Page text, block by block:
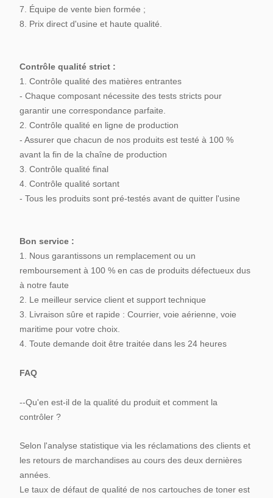
7. Équipe de vente bien formée ;
8. Prix direct d'usine et haute qualité.
Contrôle qualité strict :
1. Contrôle qualité des matières entrantes
- Chaque composant nécessite des tests stricts pour
garantir une correspondance parfaite.
2. Contrôle qualité en ligne de production
- Assurer que chacun de nos produits est testé à 100 %
avant la fin de la chaîne de production
3. Contrôle qualité final
4. Contrôle qualité sortant
- Tous les produits sont pré-testés avant de quitter l'usine
Bon service :
1. Nous garantissons un remplacement ou un
remboursement à 100 % en cas de produits défectueux dus
à notre faute
2. Le meilleur service client et support technique
3. Livraison sûre et rapide : Courrier, voie aérienne, voie
maritime pour votre choix.
4. Toute demande doit être traitée dans les 24 heures
FAQ
--Qu'en est-il de la qualité du produit et comment la
contrôler ?
Selon l'analyse statistique via les réclamations des clients et
les retours de marchandises au cours des deux dernières
années.
Le taux de défaut de qualité de nos cartouches de toner est